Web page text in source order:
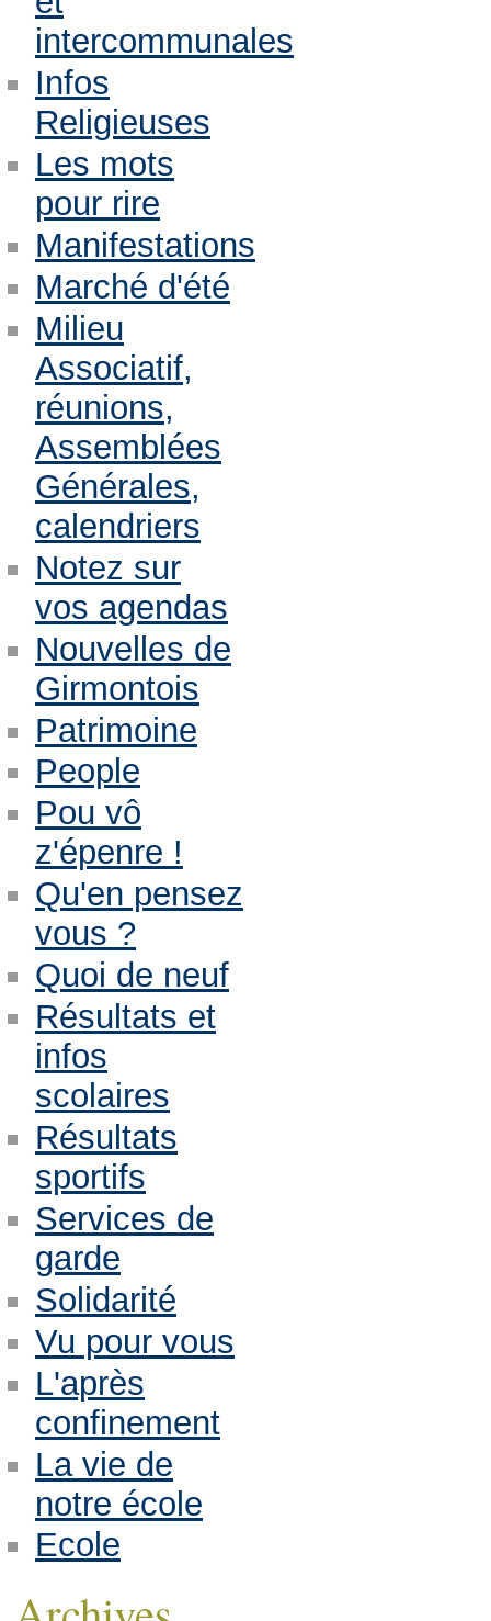
intercommunales
Infos
Religieuses
Les mots
pour rire
Manifestations
Marché d'été
Milieu
Associatif,
réunions,
Assemblées
Générales,
calendriers
Notez sur
vos agendas
Nouvelles de
Girmontois
Patrimoine
People
Pou vô
z'épenre !
Qu'en pensez
vous ?
Quoi de neuf
Résultats et
infos
scolaires
Résultats
sportifs
Services de
garde
Solidarité
Vu pour vous
L'après
confinement
La vie de
notre école
Ecole